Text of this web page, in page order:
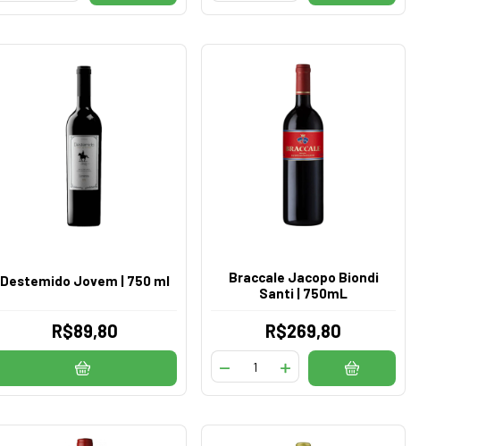
Destemido Jovem | 750 ml
R$89,80
Braccale Jacopo Biondi
Santi | 750mL
R$269,80